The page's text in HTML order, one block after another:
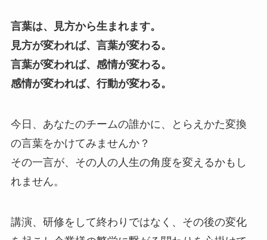
言葉は、見方から生まれます。
見方が変われば、言葉が変わる。
言葉が変われば、感情が変わる。
感情が変われば、行動が変わる。
今日、あなたのチームの誰かに、とらえかた変換
の言葉をかけてみませんか？
その一言が、その人の人生の角度を変えるかもし
れません。
講演、研修をして終わりではなく、その後の変化